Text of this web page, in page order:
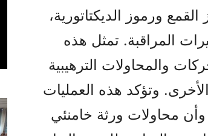
ورموز الديكتاتورية،
المراقبة. تمثل هذه
والمحاولات الترهيبية
وتؤكد هذه العمليات
وأن محاولات ورثة خامنئي